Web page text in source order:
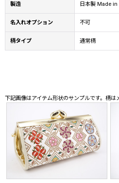
製造 日本製 Made in
名入れオプション 不可
柄タイプ 通常柄
下記画像はアイテム形状のサンプルです。柄は